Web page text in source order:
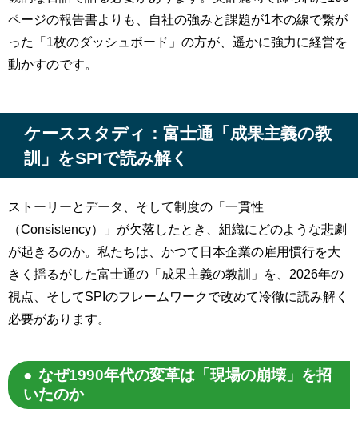
ページの報告書よりも、自社の強みと課題が1本の線で繋が
った「1枚のダッシュボード」の方が、遥かに強力に経営を
動かすのです。
ケーススタディ：富士通「成果主義の教
訓」をSPIで読み解く
ストーリーとデータ、そして制度の「一貫性
（Consistency）」が欠落したとき、組織にどのような悲劇
が起きるのか。私たちは、かつて日本企業の雇用慣行を大
きく揺るがした富士通の「成果主義の教訓」を、2026年の
視点、そしてSPIのフレームワークで改めて冷徹に読み解く
必要があります。
なぜ1990年代の変革は「現場の崩壊」を招
いたのか